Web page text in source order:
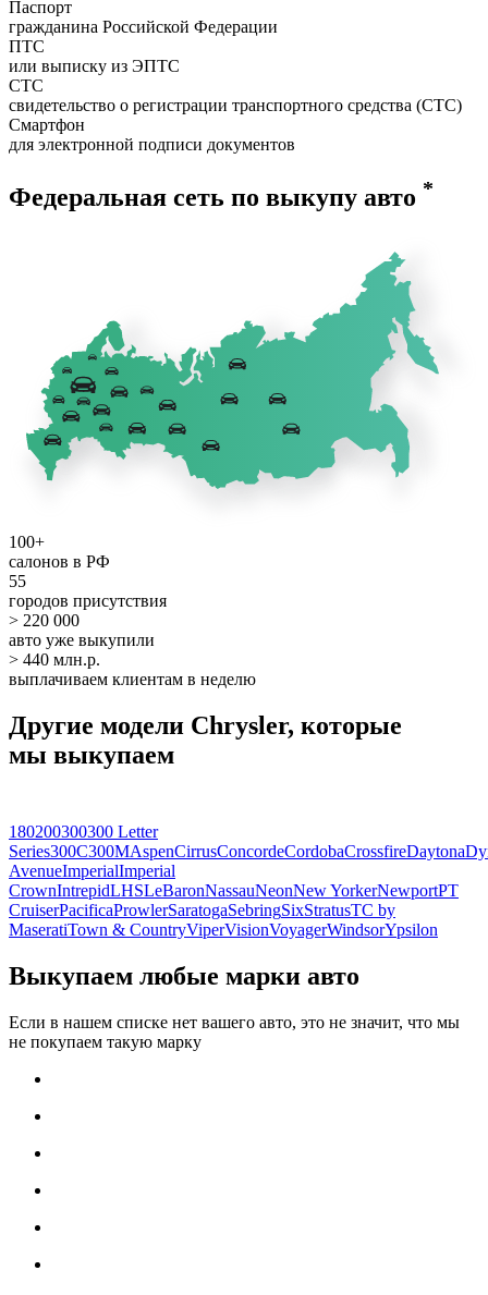
Паспорт
гражданина Российской Федерации
ПТС
или выписку из ЭПТС
СТС
свидетельство о регистрации транспортного средства (СТС)
Смартфон
для электронной подписи документов
Федеральная сеть по выкупу авто *
100+
салонов в РФ
55
городов присутствия
> 220 000
авто уже выкупили
> 440 млн.р.
выплачиваем клиентам в неделю
Другие модели Chrysler, которые
мы выкупаем
180200300300 Letter
Series300C300MAspenCirrusConcordeCordobaCrossfireDaytona
AvenueImperialImperial
CrownIntrepidLHSLeBaronNassauNeonNew YorkerNewportPT
CruiserPacificaProwlerSaratogaSebringSixStratusTC by
MaseratiTown & CountryViperVisionVoyagerWindsorYpsilon
Выкупаем любые марки авто
Если в нашем списке нет вашего авто, это не значит, что мы
не покупаем такую марку